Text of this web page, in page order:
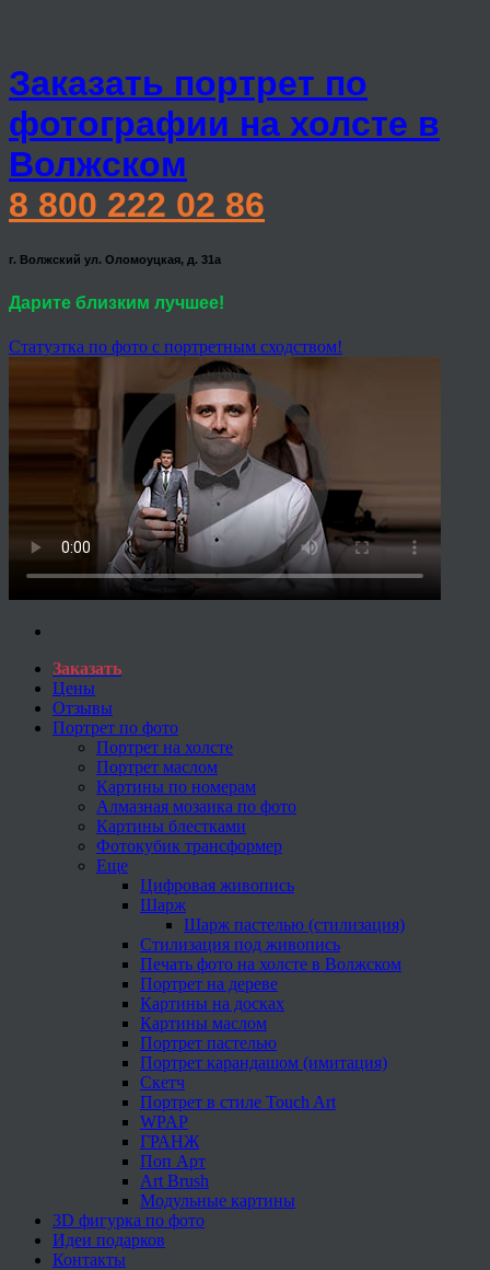
Заказать портрет по
фотографии на холсте в
Волжском
8 800 222 02 86
г. Волжский ул. Оломоуцкая, д. 31а
Дарите близким лучшее!
Статуэтка по фото с портретным сходством!
Заказать
Цены
Отзывы
Портрет по фото
Портрет на холсте
Портрет маслом
Картины по номерам
Алмазная мозаика по фото
Картины блестками
Фотокубик трансформер
Еще
Цифровая живопись
Шарж
Шарж пастелью (стилизация)
Стилизация под живопись
Печать фото на холсте в Волжском
Портрет на дереве
Картины на досках
Картины маслом
Портрет пастелью
Портрет карандашом (имитация)
Скетч
Портрет в стиле Touch Art
WPAP
ГРАНЖ
Поп Арт
Art Brush
Модульные картины
3D фигурка по фото
Идеи подарков
Контакты